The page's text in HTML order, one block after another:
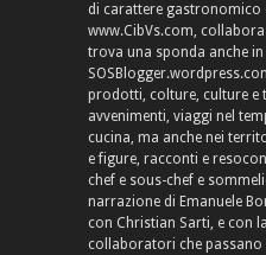
di carattere gastronomico
www.CibVs.com,
trova una sponda anche in
prodotti, colture, culture e
avvenimenti, viaggi nel
cucina, ma anche nei
e figure, racconti e
chef e sous-chef e
narrazione di Emanuele
con Christian Sarti, e con
collaboratori che